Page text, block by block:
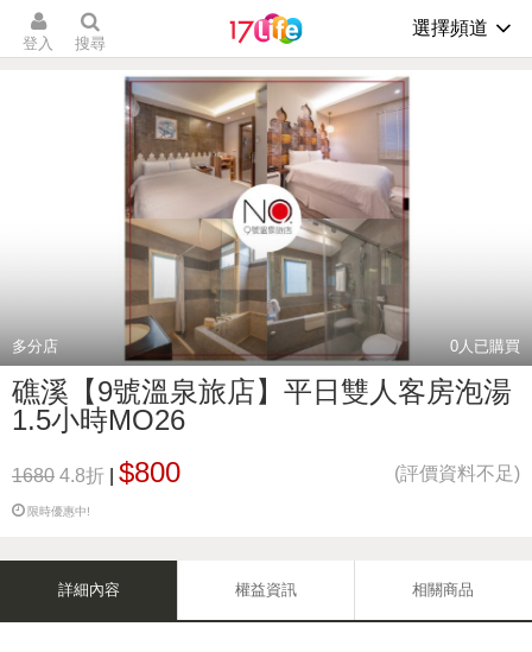
登入 搜尋
選擇頻道
多分店 0人已購買
礁溪【9號溫泉旅店】平日雙人客房泡湯
1.5小時MO26
1680 4.8折 $800 (評價資料不足)
限時優惠中!
詳細內容 權益資訊 相關商品